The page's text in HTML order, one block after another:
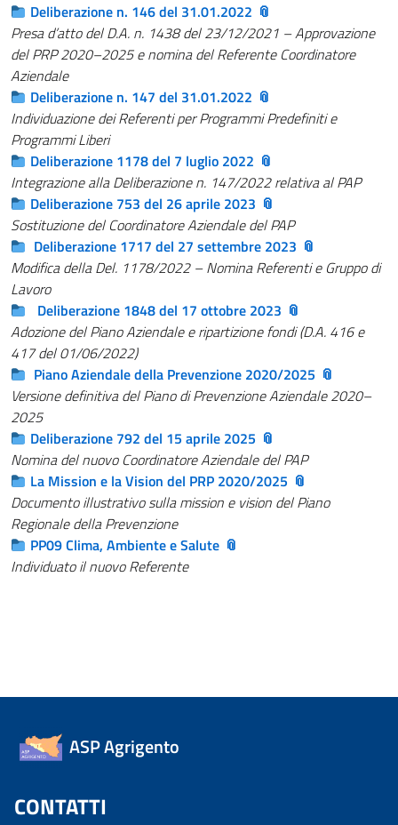
Deliberazione n. 146 del 31.01.2022
Presa d’atto del D.A. n. 1438 del 23/12/2021 – Approvazione
del PRP 2020–2025 e nomina del Referente Coordinatore
Aziendale
Deliberazione n. 147 del 31.01.2022
Individuazione dei Referenti per Programmi Predefiniti e
Programmi Liberi
Deliberazione 1178 del 7 luglio 2022
Integrazione alla Deliberazione n. 147/2022 relativa al PAP
Deliberazione 753 del 26 aprile 2023
Sostituzione del Coordinatore Aziendale del PAP
Deliberazione 1717 del 27 settembre 2023
Modifica della Del. 1178/2022 – Nomina Referenti e Gruppo di
Lavoro
Deliberazione 1848 del 17 ottobre 2023
Adozione del Piano Aziendale e ripartizione fondi (D.A. 416 e
417 del 01/06/2022)
Piano Aziendale della Prevenzione 2020/2025
Versione definitiva del Piano di Prevenzione Aziendale 2020–
2025
Deliberazione 792 del 15 aprile 2025
Nomina del nuovo Coordinatore Aziendale del PAP
La Mission e la Vision del PRP 2020/2025
Documento illustrativo sulla mission e vision del Piano
Regionale della Prevenzione
PP09 Clima, Ambiente e Salute
Individuato il nuovo Referente
ASP Agrigento
CONTATTI